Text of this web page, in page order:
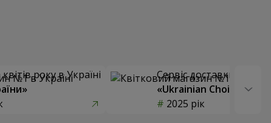
року в Україні
Сервіс доставки квітів
«Ukrainian Choice»
2025 рік